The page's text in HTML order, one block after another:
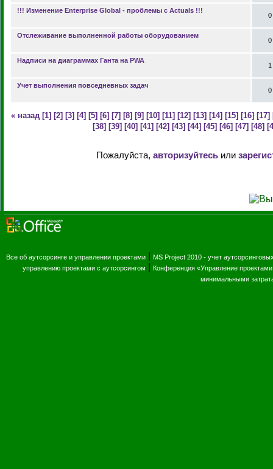
!!! Изменение Enterprise Global - проблемы с Actuals !!!
0
Отслеживание выполненной работы оборудованием
0
Надписи на диаграммах Ганта на PWA
1
Учет выполнения повседневных задач
0
« назад [1] [2] [3] [4] [5] [6] [7] [8] [9] [10] [11] [12] [13] [14] [15] [16] [17]
[38] [39] [40] [41] [42] [43] [44] [45] [46] [47] [48]
Пожалуйста, авторизуйтесьили
Все об аутсорсинге и управлении проектами
MS Project 2010 - учет
управлению проектами с аутсорсингом
Конференция «Управление
минимальными